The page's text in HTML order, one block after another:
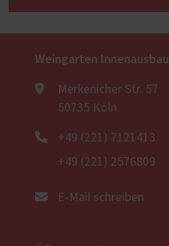
Weingarten Innenausbau
Merkenicher Str. 57
50735 Köln
+49 (221) 7121413
+49 (221) 2576809
E-Mail schreiben